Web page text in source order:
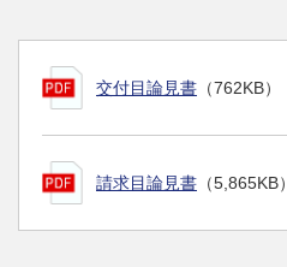
交付目論見書 （762KB）
請求目論見書 （5,865KB）